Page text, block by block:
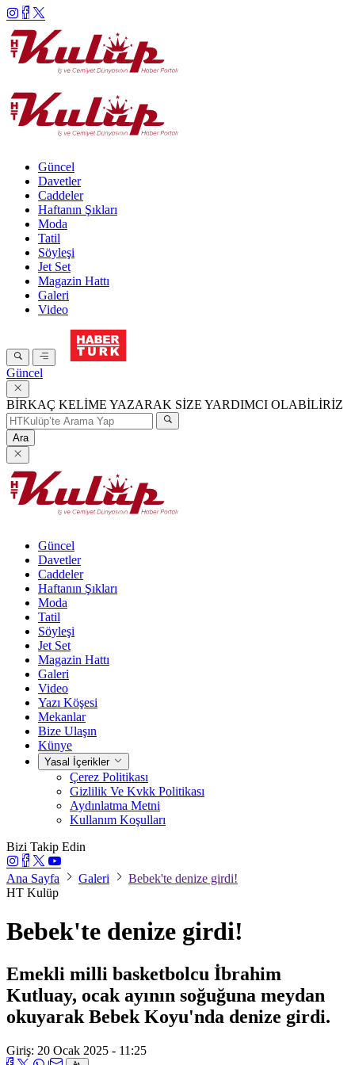
Güncel
Davetler
Caddeler
Haftanın Şıkları
Moda
Tatil
Söyleşi
Jet Set
Magazin Hattı
Galeri
Video
Güncel
BİRKAÇ KELİME YAZARAK SİZE YARDIMCI OLABİLİRİZ
Ara
Güncel
Davetler
Caddeler
Haftanın Şıkları
Moda
Tatil
Söyleşi
Jet Set
Magazin Hattı
Galeri
Video
Yazı Köşesi
Mekanlar
Bize Ulaşın
Künye
Yasal İçerikler
Çerez Politikası
Gizlilik Ve Kvkk Politikası
Aydınlatma Metni
Kullanım Koşulları
Bizi Takip Edin
Ana Sayfa Galeri
Bebek'te denize girdi!
HT Kulüp
Bebek'te denize girdi!
Emekli milli basketbolcu İbrahim
Kutluay, ocak ayının soğuğuna meydan
okuyarak Bebek Koyu'nda denize girdi.
Giriş: 20 Ocak 2025 - 11:25